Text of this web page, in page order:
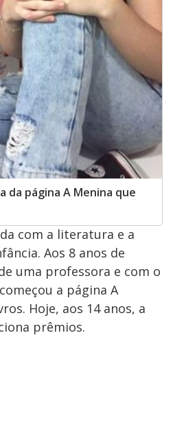
da página A Menina que
com a literatura e a
Aos 8 anos de
uma professora e com o
a página A
Hoje, aos 14 anos, a
prêmios.